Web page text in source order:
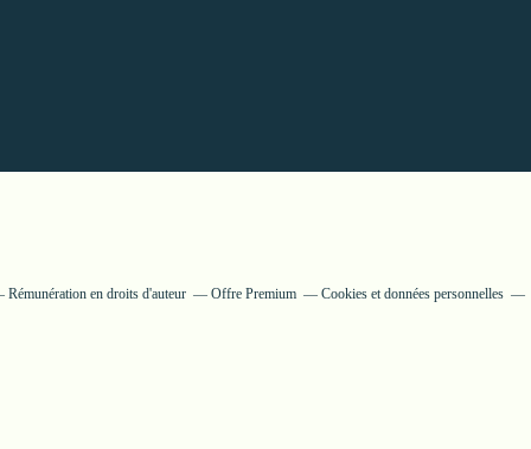
Rémunération en droits d'auteur Offre Premium
Cookies et données personnelles